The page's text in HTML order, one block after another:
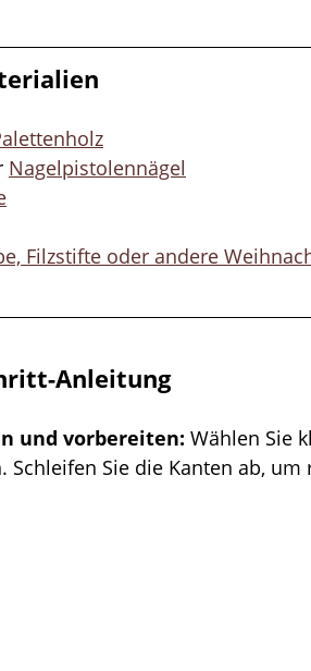
Nagelpistolennägel
Filzstifte oder andere
Anleitung
und vorbereiten: Wählen Sie
Schleifen Sie die Kanten ab,